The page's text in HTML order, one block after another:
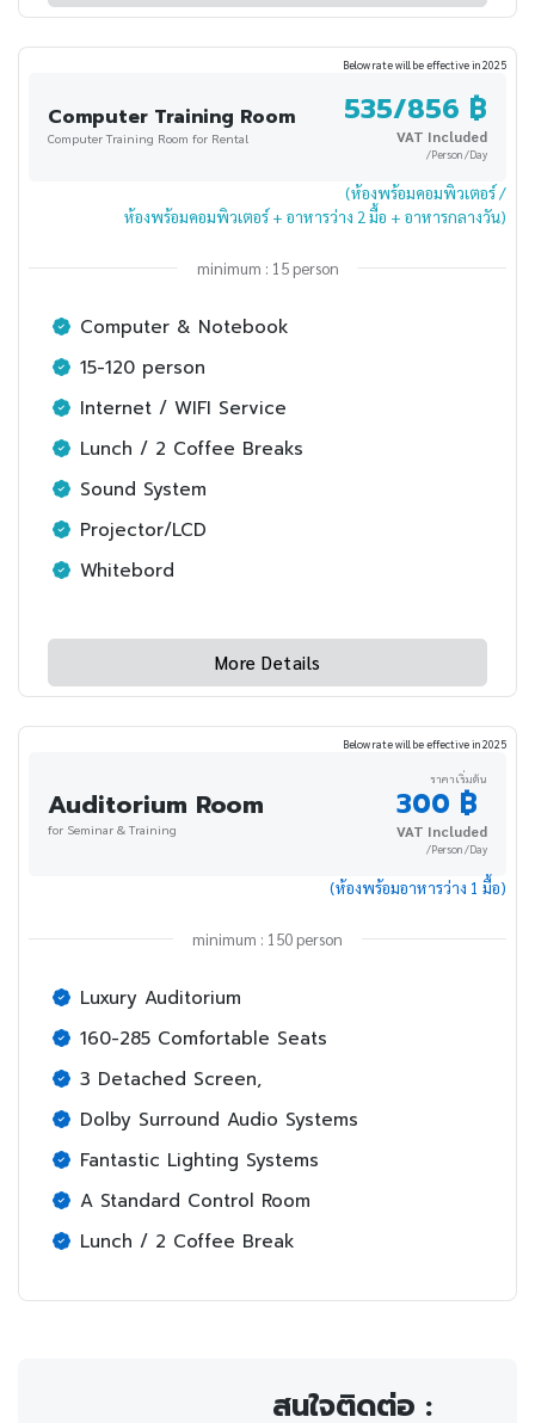
Below rate will be effective in 2025
Computer Training Room
Computer Training Room for Rental
535/856 ฿
VAT Included
/Person /Day
(ห้องพร้อมคอมพิวเตอร์ /
ห้องพร้อมคอมพิวเตอร์ + อาหารว่าง 2 มื้อ + อาหารกลางวัน)
minimum : 15 person
Computer & Notebook
15-120 person
Internet / WIFI Service
Lunch / 2 Coffee Breaks
Sound System
Projector/LCD
Whitebord
More Details
Below rate will be effective in 2025
Auditorium Room
for Seminar & Training
ราคาเริ่มต้น
300 ฿
VAT Included
/Person /Day
(ห้องพร้อมอาหารว่าง 1 มื้อ)
minimum : 150 person
Luxury Auditorium
160-285 Comfortable Seats
3 Detached Screen,
Dolby Surround Audio Systems
Fantastic Lighting Systems
A Standard Control Room
Lunch / 2 Coffee Break
สนใจติดต่อ :